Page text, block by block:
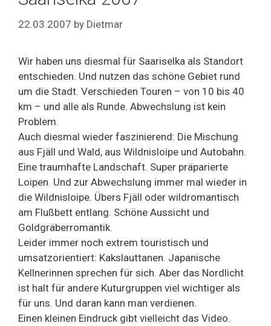
22.03.2007 by Dietmar
Wir haben uns diesmal für Saariselka als Standort
entschieden. Und nutzen das schöne Gebiet rund
um die Stadt. Verschieden Touren – von 10 bis 40
km – und alle als Runde. Abwechslung ist kein
Problem.
Auch diesmal wieder faszinierend: Die Mischung
aus Fjäll und Wald, aus Wildnisloipe und Autobahn.
Eine traumhafte Landschaft. Super präparierte
Loipen. Und zur Abwechslung immer mal wieder in
die Wildnisloipe. Übers Fjäll oder wildromantisch
am Flußbett entlang. Schöne Aussicht und
Goldgräberromantik.
Leider immer noch extrem touristisch und
umsatzorientiert: Kakslauttanen. Japanische
Kellnerinnen sprechen für sich. Aber das Nordlicht
ist halt für andere Kuturgruppen viel wichtiger als
für uns. Und daran kann man verdienen.
Einen kleinen Eindruck gibt vielleicht das Video.